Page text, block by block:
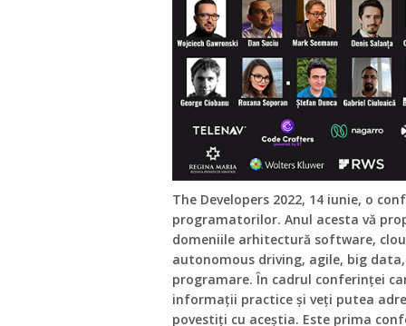
The Developers 2022, 14 iunie, o
programatorilor. Anul acesta vă
domeniile arhitectură software,
autonomous driving, agile, big
programare. În cadrul conferinței
informații practice și veți putea
povestiți cu aceștia. Este prima